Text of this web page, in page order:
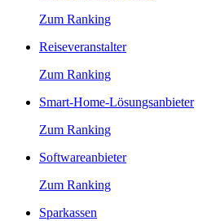
Zum Ranking
Reiseveranstalter
Zum Ranking
Smart-Home-Lösungsanbieter
Zum Ranking
Softwareanbieter
Zum Ranking
Sparkassen